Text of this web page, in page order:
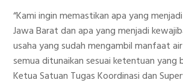
“Kami ingin memastikan apa yang
Jawa Barat dan apa yang menjadi
usaha yang sudah mengambil manfaat
semua ditunaikan sesuai ketentuan yang
Ketua Satuan Tugas Koordinasi dan